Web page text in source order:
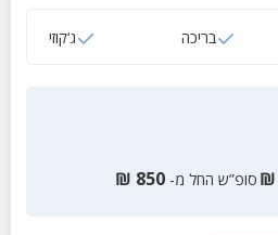
בריכה ג‘קוזי
₪ סופ”ש החל מ- 850
₪